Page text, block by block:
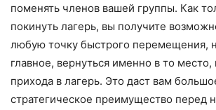
поменять членов вашей группы. Как
покинуть лагерь, вы получите
любую точку быстрого перемещения,
главное, вернуться именно в то
прихода в лагерь. Это даст вам
стратегическое преимущество перед